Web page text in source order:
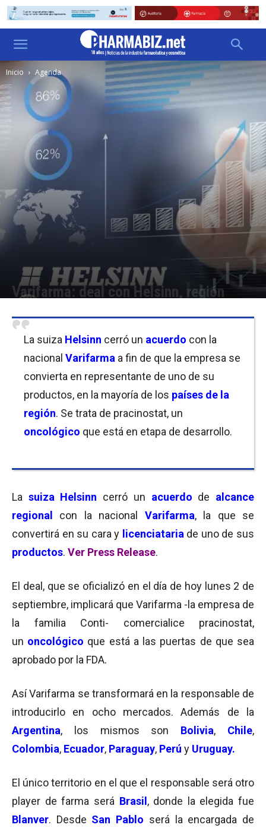
Inicio Agenda
Varifarma: deal con Helsinn, región
La suiza Helsinn cerró un acuerdo con la
nacional Varifarma a fin de que la empresa se
convierta en representante de uno de su
productos, en la mayoría de los países de la
región. Se trata de pracinostat, un
oncológico que está en etapa de desarrollo.
La suiza Helsinn cerró un acuerdo de alcance
regional con la nacional Varifarma, la que se
convertirá en su cara y licenciataria de uno de sus
productos. Ver Press Release.
El deal, que se oficializó en el día de hoy lunes 2 de
septiembre, implicará que Varifarma -la empresa de
la familia Conti- comercialice pracinostat,
un oncológico que está a las puertas de que sea
aprobado por la FDA.
Así Varifarma se transformará en la responsable de
introducirlo
en ocho mercados. Además de la
Argentina, los mismos son Bolivia, Chile,
Colombia, Ecuador, Paraguay, Perú y Uruguay.
El único territorio en el que el responsable será otro
player de farma será Brasil , donde la elegida fue
Blanver. Desde San Pablo será la encargada de